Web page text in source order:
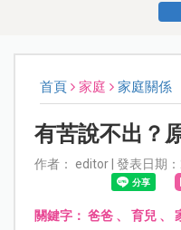
首頁 家庭 家庭關係
有苦說不出？
作者： editor | 發表日期
關鍵字： 爸爸、 育兒、